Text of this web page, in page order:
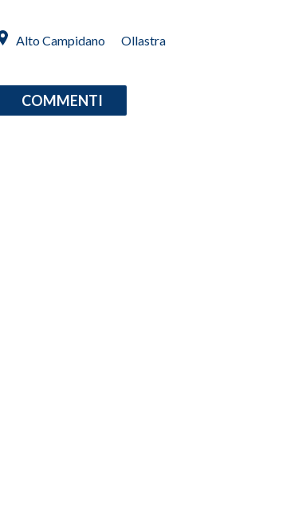
Alto Campidano Ollastra
COMMENTI